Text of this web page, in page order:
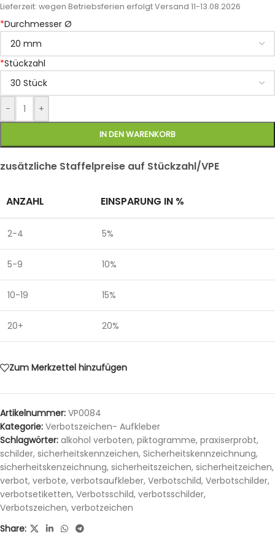
Lieferzeit: wegen Betriebsferien erfolgt Versand 11-13.08.2026
*Durchmesser Ø
*Stückzahl
- +
IN DEN WARENKORB
zusätzliche Staffelpreise auf Stückzahl/VPE
ANZAHL EINSPARUNG IN %
2-4 5%
5-9 10%
10-19 15%
20+ 20%
Zum Merkzettel hinzufügen
Artikelnummer: VP0084
Kategorie: Verbotszeichen- Aufkleber
Schlagwörter: alkohol verboten, piktogramme, praxiserprobt,
schilder, sicherheitskennzeichen, Sicherheitskennzeichnung,
sicherheitskenzeichnung, sicherheitszeichen, sicherheitzeichen,
verbot, verbote, verbotsaufkleber, Verbotschild, Verbotschilder,
verbotsetiketten, Verbotsschild, verbotsschilder,
Verbotszeichen, verbotzeichen
Share: